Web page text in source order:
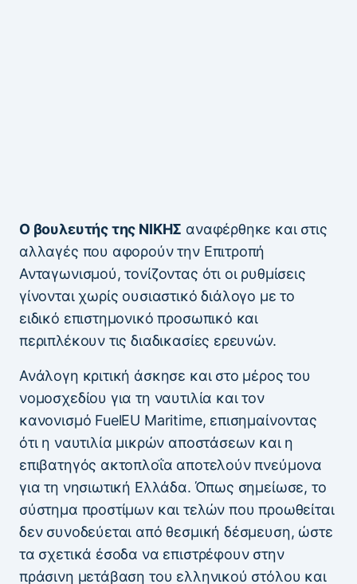
Ο βουλευτής της ΝΙΚΗΣ αναφέρθηκε και στις
αλλαγές που αφορούν την Επιτροπή
Ανταγωνισμού, τονίζοντας ότι οι ρυθμίσεις
γίνονται χωρίς ουσιαστικό διάλογο με το
ειδικό επιστημονικό προσωπικό και
περιπλέκουν τις διαδικασίες ερευνών.
Ανάλογη κριτική άσκησε και στο μέρος του
νομοσχεδίου για τη ναυτιλία και τον
κανονισμό FuelEU Maritime, επισημαίνοντας
ότι η ναυτιλία μικρών αποστάσεων και η
επιβατηγός ακτοπλοΐα αποτελούν πνεύμονα
για τη νησιωτική Ελλάδα. Όπως σημείωσε, το
σύστημα προστίμων και τελών που προωθείται
δεν συνοδεύεται από θεσμική δέσμευση, ώστε
τα σχετικά έσοδα να επιστρέφουν στην
πράσινη μετάβαση του ελληνικού στόλου και